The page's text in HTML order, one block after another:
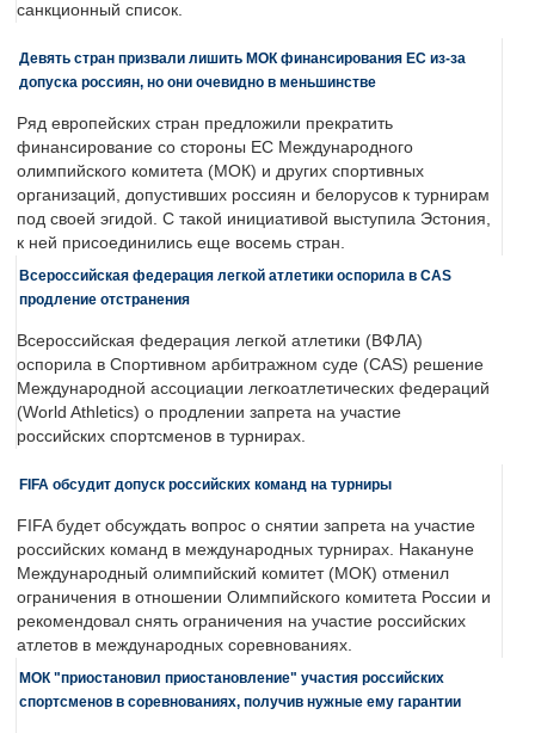
санкционный список.
Девять стран призвали лишить МОК финансирования ЕС из-за
допуска россиян, но они очевидно в меньшинстве
Ряд европейских стран предложили прекратить
финансирование со стороны ЕС Международного
олимпийского комитета (МОК) и других спортивных
организаций, допустивших россиян и белорусов к турнирам
под своей эгидой. С такой инициативой выступила Эстония,
к ней присоединились еще восемь стран.
Всероссийская федерация легкой атлетики оспорила в CAS
продление отстранения
Всероссийская федерация легкой атлетики (ВФЛА)
оспорила в Спортивном арбитражном суде (CAS) решение
Международной ассоциации легкоатлетических федераций
(World Athletics) о продлении запрета на участие
российских спортсменов в турнирах.
FIFA обсудит допуск российских команд на турниры
FIFA будет обсуждать вопрос о снятии запрета на участие
российских команд в международных турнирах. Накануне
Международный олимпийский комитет (МОК) отменил
ограничения в отношении Олимпийского комитета России и
рекомендовал снять ограничения на участие российских
атлетов в международных соревнованиях.
МОК "приостановил приостановление" участия российских
спортсменов в соревнованиях, получив нужные ему гарантии